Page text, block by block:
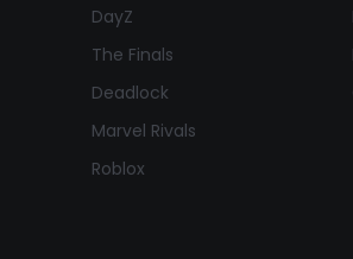
DayZ
The Finals
Deadlock
Marvel Rivals
Roblox